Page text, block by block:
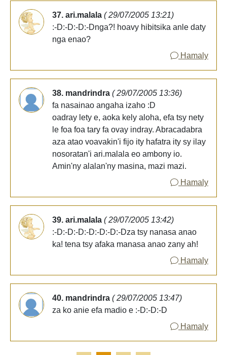
37. ari.malala ( 29/07/2005 13:21)
:-D:-D:-D:-Dnga?! hoavy hibitsika anle daty
nga enao?
Hamaly
38. mandrindra ( 29/07/2005 13:36)
fa nasainao angaha izaho :D
oadray lety e, aoka kely aloha, efa tsy nety
le foa foa tary fa ovay indray. Abracadabra
aza atao voavakin'i fijo ity hafatra ity sy ilay
nosoratan'i ari.malala eo ambony io.
Amin'ny alalan'ny masina, mazi mazi.
Hamaly
39. ari.malala ( 29/07/2005 13:42)
:-D:-D:-D:-D:-D:-D:-Dza tsy nanasa anao
ka! tena tsy afaka manasa anao zany ah!
Hamaly
40. mandrindra ( 29/07/2005 13:47)
za ko anie efa madio e :-D:-D:-D
Hamaly